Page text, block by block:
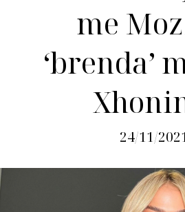
me
‘brenda’
24/11/